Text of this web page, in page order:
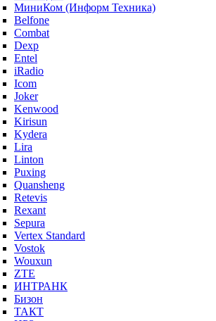
МиниКом (Информ Техника)
Belfone
Combat
Dexp
Entel
iRadio
Icom
Joker
Kenwood
Kirisun
Kydera
Lira
Linton
Puxing
Quansheng
Retevis
Rexant
Sepura
Vertex Standard
Vostok
Wouxun
ZTE
ИНТРАНК
Бизон
ТАКТ